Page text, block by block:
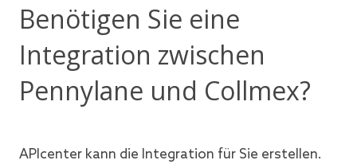
Benötigen Sie eine
Integration zwischen
Pennylane und Collmex?
APIcenter kann die Integration für Sie erstellen.